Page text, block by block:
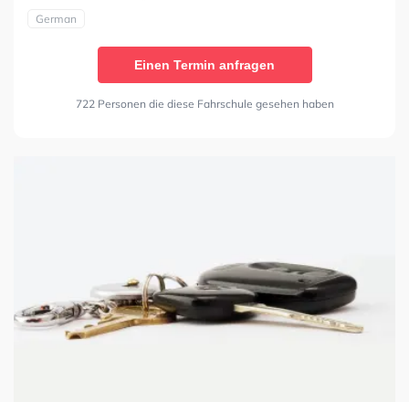
German
Einen Termin anfragen
722 Personen die diese Fahrschule gesehen haben